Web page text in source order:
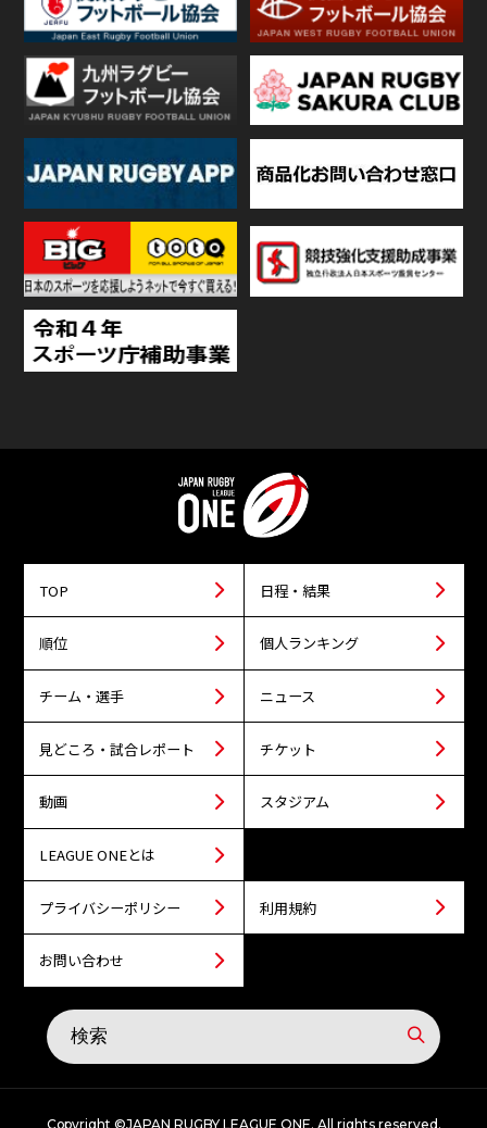
TOP 日程・結果
順位 個人ランキング
チーム・選手 ニュース
見どころ・試合レポート チケット
動画 スタジアム
LEAGUE ONEとは
プライバシーポリシー 利用規約
お問い合わせ
Copyright ©JAPAN RUGBY LEAGUE ONE. All rights reserved.